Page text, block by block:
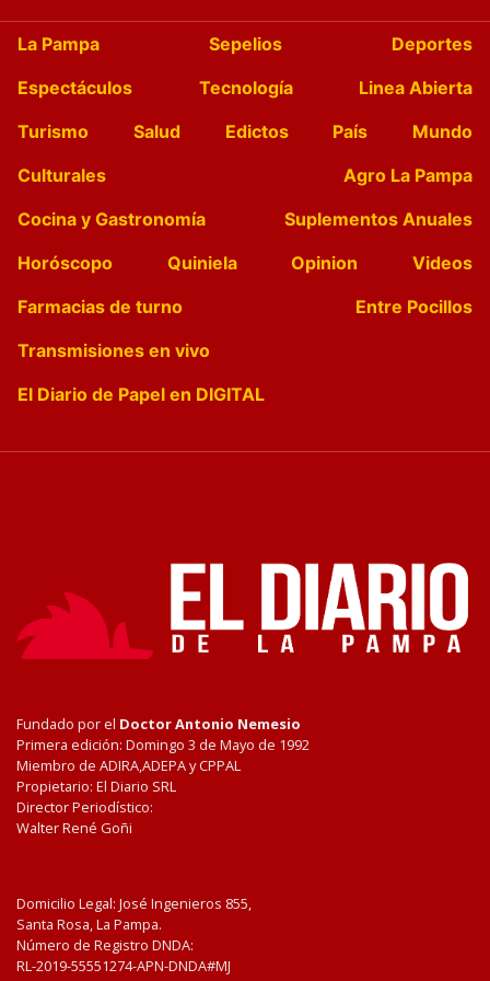
La Pampa Sepelios
Deportes
Espectáculos
Tecnología
Linea Abierta
Turismo
Salud Edictos País
Mundo
Culturales
Agro La Pampa
Cocina y Gastronomía
Suplementos Anuales
Horóscopo
Quiniela Opinion
Videos
Farmacias de turno
Entre Pocillos
Transmisiones en vivo
El Diario de Papel en DIGITAL
Fundado por el Doctor Antonio Nemesio
Primera edición: Domingo 3 de Mayo de 1992
Miembro de ADIRA,ADEPA y CPPAL
Propietario: El Diario SRL
Director Periodístico:
Walter René Goñi
Domicilio Legal: José Ingenieros 855,
Santa Rosa, La Pampa.
Número de Registro DNDA:
RL-2019-55551274-APN-DNDA#MJ